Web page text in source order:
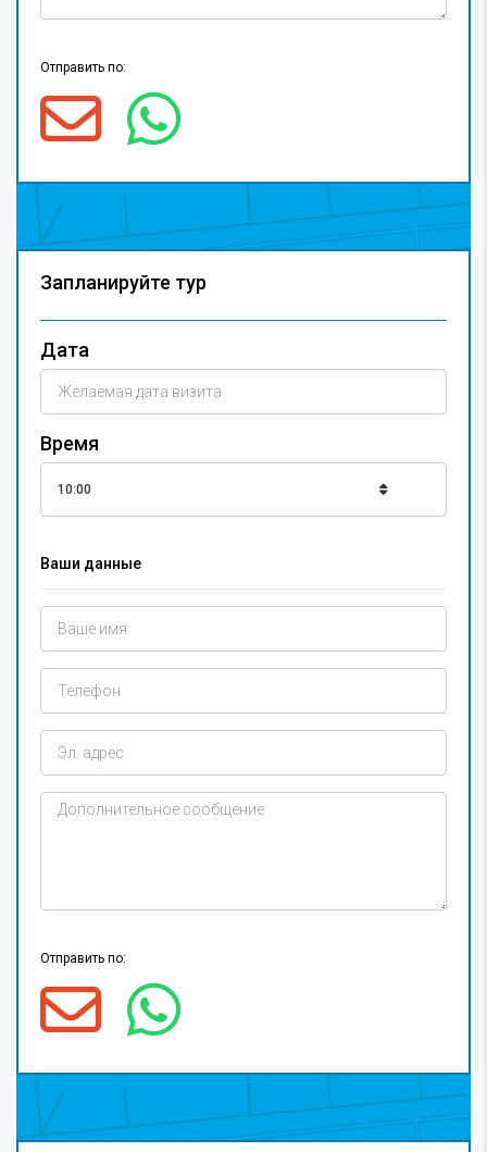
Отправить по:
Запланируйте тур
Дата
Время
10:00
Ваши данные
Отправить по: